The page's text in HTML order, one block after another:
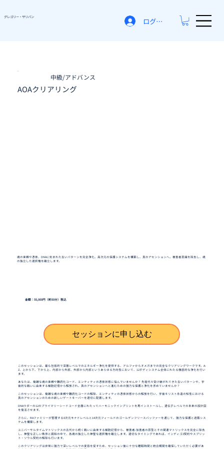
グレゴリー​・サリバン ログイン
中級/アドバンス
AOAクリアリング
魂の束縛や憑依、DNAに刻まれた古いパターンを完全浄化。高次元の保護システムを構築し、真のアセンションへ。被害者意識を除去し、魂
の独立した選択権を確立します。
金額：55,000円（約50分）税込
セッションに申し込む
このセッションは、最も包括的で深層レベルでのエネルギー浄化を提供する、アルファからオメガまでの完全なクリアリングワークです。A-
Z、上から下、下から上、内部から外部、外部から内部というあらゆる方向性において、12ボディシステム全体にわたる徹底的な浄化を行い
ます。
あなたは、複雑な魂の束縛や難読化コード、エンティティの憑依状態に悩んでいませんか？ 先祖代々受け継がれてきた古いパターンや、宇
宙的な戦いに由来する細胞記憶から解放され、真のアセンションへと進むための強力な保護と浄化を求めていませんか？
このセッションは、複雑な魂の束縛や難読化コードの解除、エンティティの憑依状態からの解放を行い、宇宙キリスト永遠の知性における
真のアセンションのための新しいゲートキーパーを適切に配置します。
DNAラダーの12のプライマリーシードコード全層にわたってハーモニックインプリントを再インストールし、遺伝子レベルでの本来の設計図
を復活させます。
さらに、RAファミリーが管理する8次元モナドレベルと14次元フィールドのゴールデンフリースバッファーを通じて、強力な保護と遮蔽シス
テムを構築します。
ユニバーサルタイムマトリックスの古代から続く戦いに由来する細胞記憶から、被害者-加害者の原型とその関連マトリックスを完全に除去
し、神聖な正しい秩序と調和の中で、各魂の独立した神聖な選択権を確立します。適切なタイミングであれば、インディゴ3契約やスプリッ
ト・ソウル契約の解除も行います。
このクリアリングは非常に強力で深いレベルでの変容を促すため、セッション後に十分な睡眠時間と統合期間を確保していただく必要があ